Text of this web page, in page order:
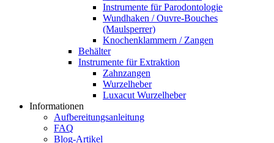
Instrumente für Parodontologie
Wundhaken / Ouvre-Bouches
(Maulsperrer)
Knochenklammern / Zangen
Behälter
Instrumente für Extraktion
Zahnzangen
Wurzelheber
Luxacut Wurzelheber
Informationen
Aufbereitungsanleitung
FAQ
Blog-Artikel